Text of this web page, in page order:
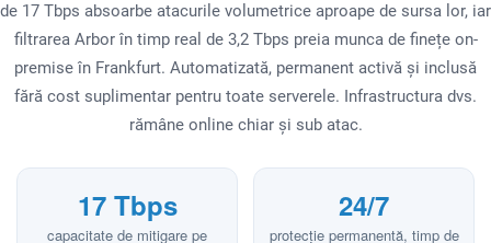
de 17 Tbps absoarbe atacurile volumetrice aproape de sursa lor, iar
filtrarea Arbor în timp real de 3,2 Tbps preia munca de finețe on-
premise în Frankfurt. Automatizată, permanent activă și inclusă
fără cost suplimentar pentru toate serverele. Infrastructura dvs.
rămâne online chiar și sub atac.
17 Tbps
capacitate de mitigare pe
24/7
protecție permanentă, timp de